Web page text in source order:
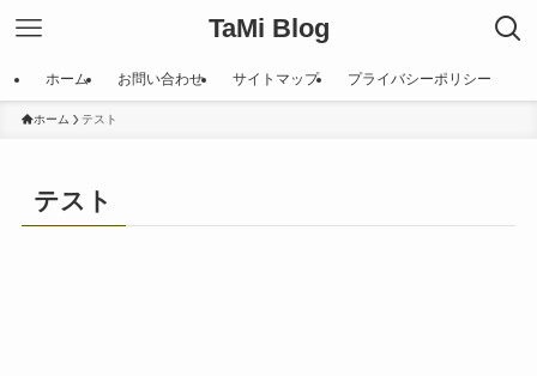
TaMi Blog
ホーム お問い合わせ サイトマップ プライバシーポリシー
ホーム テスト
テスト